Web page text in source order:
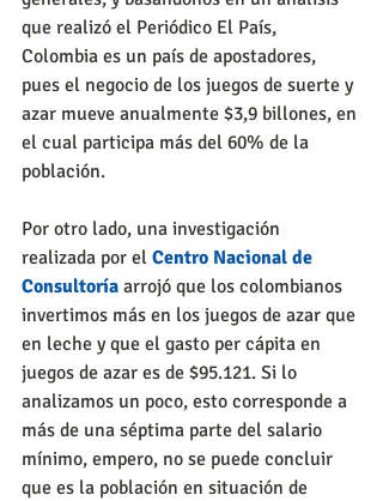
que realizó el Periódico El País,
Colombia es un país de apostadores,
pues el negocio de los juegos de suerte y
azar mueve anualmente $3,9 billones, en
el cual participa más del 60% de la
población.
Por otro lado, una investigación
realizada por el Centro Nacional de
Consultoría arrojó que los colombianos
invertimos más en los juegos de azar que
en leche y que el gasto per cápita en
juegos de azar es de $95.121. Si lo
analizamos un poco, esto corresponde a
más de una séptima parte del salario
mínimo, empero, no se puede concluir
que es la población en situación de